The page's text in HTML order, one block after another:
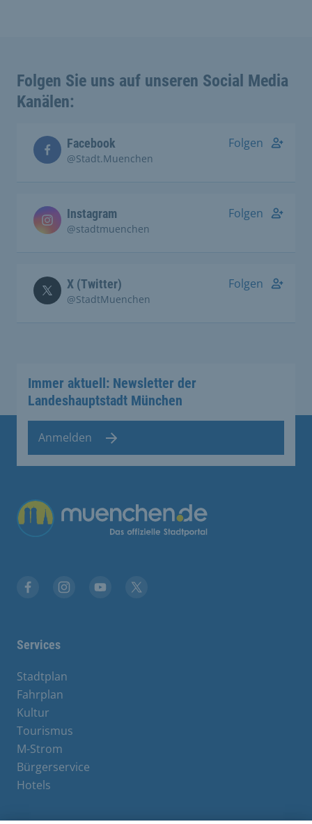
Folgen Sie uns auf unseren Social Media
Kanälen:
Facebook
@Stadt.Muenchen
Folgen
Instagram
@stadtmuenchen
Folgen
X (Twitter)
@StadtMuenchen
Folgen
Immer aktuell: Newsletter der
Landeshauptstadt München
Anmelden
Übergreifende Links
Services
Stadtplan
Fahrplan
Kultur
Tourismus
M-Strom
Bürgerservice
Hotels